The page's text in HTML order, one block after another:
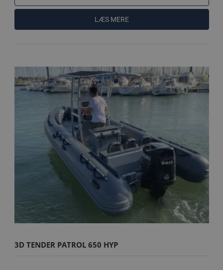
LÆS MERE
3D TENDER PATROL 650 HYP